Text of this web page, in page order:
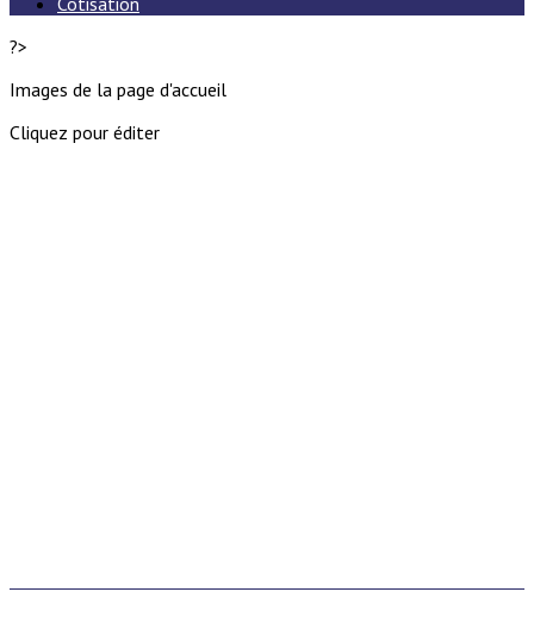
?>
Images de la page d'accueil
Cliquez pour éditer